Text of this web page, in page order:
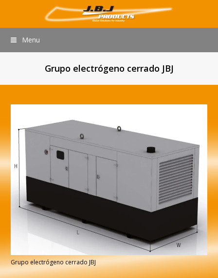
Menu
Grupo electrógeno cerrado JBJ
Grupo electrógeno cerrado JBJ